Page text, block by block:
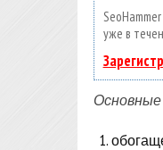
уже в